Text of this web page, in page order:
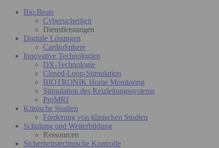
Bio.Beats
Cybersicherheit
Dienstleistungen
Digitale Lösungen
CardioSphere
Innovative Technologien
DX-Technologie
Closed-Loop-Stimulation
BIOTRONIK Home Monitoring
Stimulation des Reizleitungssystems
ProMRI
Klinische Studien
Förderung von klinischen Studien
Schulung und Weiterbildung
Ressourcen
Sicherheitstechnische Kontrolle